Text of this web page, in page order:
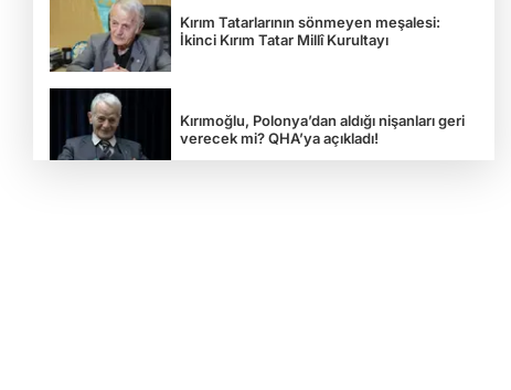
Kırım Tatarlarının sönmeyen meşalesi:
İkinci Kırım Tatar Millî Kurultayı
Kırımoğlu, Polonya’dan aldığı nişanları geri
verecek mi? QHA’ya açıkladı!